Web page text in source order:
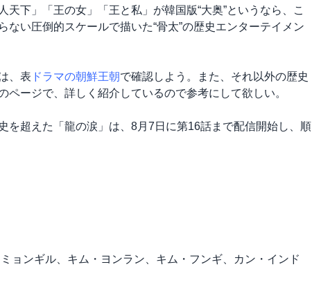
下」「王の女」「王と私」が韓国版“大奥”というなら、こ
い圧倒的スケールで描いた“骨太”の歴史エンターテイメン
、表 ドラマの朝鮮王朝で確認しよう。また、それ以外の歴史
ページで、詳しく紹介しているので参考にして欲しい。
を超えた「龍の涙」は、8月7日に第16話まで配信開始し、順
ョンギル、キム・ヨンラン、キム・フンギ、カン・インド